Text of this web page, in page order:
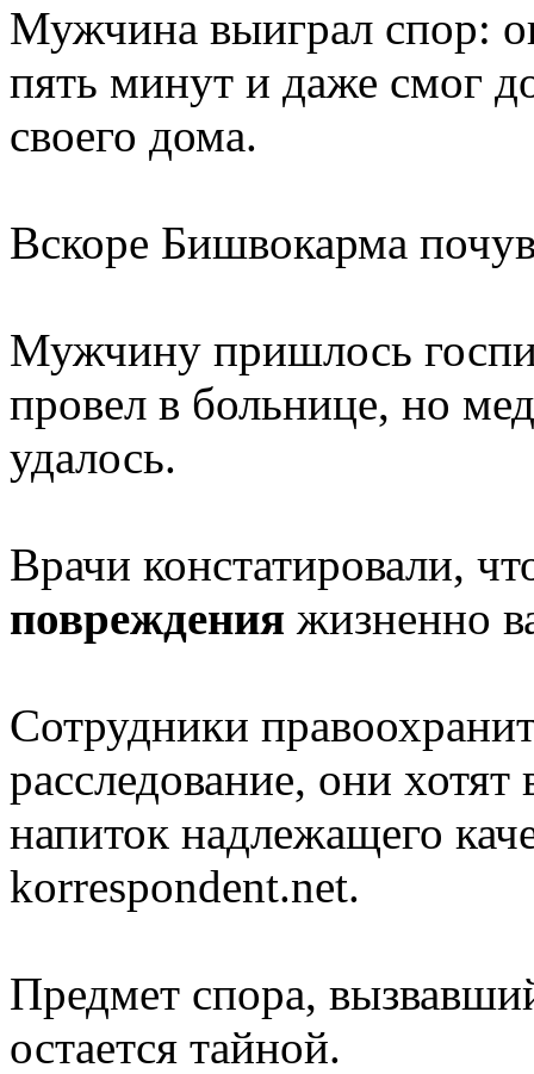
Мужчина выиграл спор:
пять минут и даже смог
своего дома.
Вскоре Бишвокарма
Мужчину пришлось
провел в больнице, но
удалось.
Врачи констатировали,
повреждения жизненно
Сотрудники
расследование, они
напиток надлежащего
korrespondent.net.
Предмет спора,
остается тайной.